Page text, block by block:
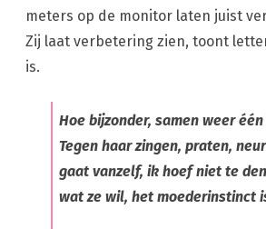
meters op de monitor laten juist
Zij laat verbetering zien, toont
is.
Hoe bijzonder, samen weer
Tegen haar zingen, praten,
gaat vanzelf, ik hoef niet te
wat ze wil, het moederinstinct